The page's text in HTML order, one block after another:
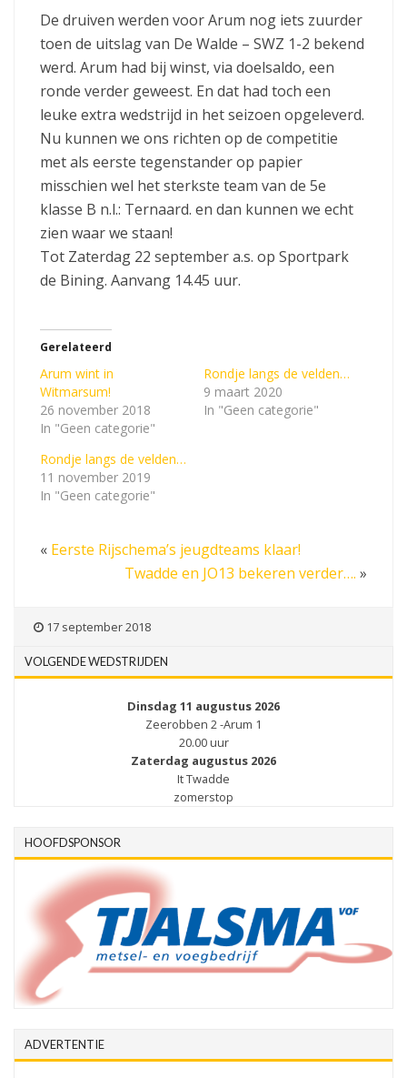
De druiven werden voor Arum nog iets zuurder
toen de uitslag van De Walde – SWZ 1-2 bekend
werd. Arum had bij winst, via doelsaldo, een
ronde verder geweest. En dat had toch een
leuke extra wedstrijd in het seizoen opgeleverd.
Nu kunnen we ons richten op de competitie
met als eerste tegenstander op papier
misschien wel het sterkste team van de 5e
klasse B n.l.: Ternaard. en dan kunnen we echt
zien waar we staan!
Tot Zaterdag 22 september a.s. op Sportpark
de Bining. Aanvang 14.45 uur.
Gerelateerd
Arum wint in
Witmarsum!
26 november 2018
In "Geen categorie"
Rondje langs de velden…
9 maart 2020
In "Geen categorie"
Rondje langs de velden…
11 november 2019
In "Geen categorie"
« Eerste Rijschema’s jeugdteams klaar!
Twadde en JO13 bekeren verder…. »
17 september 2018
VOLGENDE WEDSTRIJDEN
Dinsdag 11 augustus 2026
Zeerobben 2 -Arum 1
20.00 uur
Zaterdag augustus 2026
It Twadde
zomerstop
HOOFDSPONSOR
ADVERTENTIE